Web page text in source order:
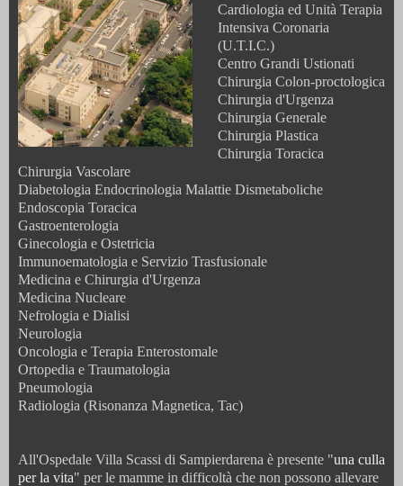
Cardiologia ed Unità Terapia
Intensiva Coronaria
(U.T.I.C.)
Centro Grandi Ustionati
Chirurgia Colon-proctologica
Chirurgia d'Urgenza
Chirurgia Generale
Chirurgia Plastica
Chirurgia Toracica
Chirurgia Vascolare
Diabetologia Endocrinologia Malattie Dismetaboliche
Endoscopia Toracica
Gastroenterologia
Ginecologia e Ostetricia
Immunoematologia e Servizio Trasfusionale
Medicina e Chirurgia d'Urgenza
Medicina Nucleare
Nefrologia e Dialisi
Neurologia
Oncologia e Terapia Enterostomale
Ortopedia e Traumatologia
Pneumologia
Radiologia (Risonanza Magnetica, Tac)
All'Ospedale Villa Scassi di Sampierdarena è presente "una culla
per la vita" per le mamme in difficoltà che non possono allevare